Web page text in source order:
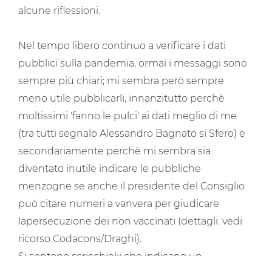
alcune riflessioni.
Nel tempo libero continuo a verificare i dati
pubblici sulla pandemia, ormai i messaggi sono
sempre più chiari; mi sembra però sempre
meno utile pubblicarli, innanzitutto perchè
moltissimi 'fanno le pulci' ai dati meglio di me
(tra tutti segnalo Alessandro Bagnato si Sfero) e
secondariamente perchè mi sembra sia
diventato inutile indicare le pubbliche
menzogne se anche il presidente del Consiglio
può citare numeri a vanvera per giudicare
lapersecuzione dei non vaccinati (dettagli: vedi
ricorso Codacons/Draghi).